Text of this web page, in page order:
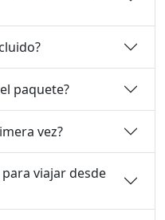
paquete?
vez?
viajar desde